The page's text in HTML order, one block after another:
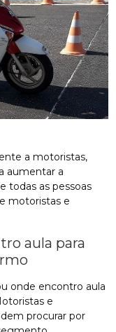
a motoristas,
aumentar a
todas as pessoas
motoristas e
aula para
onde encontro aula
e
procurar por